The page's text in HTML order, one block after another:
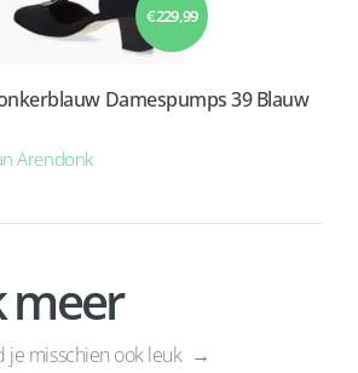
€ 229,99
Damespumps 39 Blauw
Arendonk
meer
je misschien ook leuk